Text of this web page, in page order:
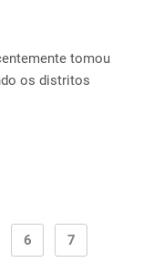
tomou
os distritos
6 7